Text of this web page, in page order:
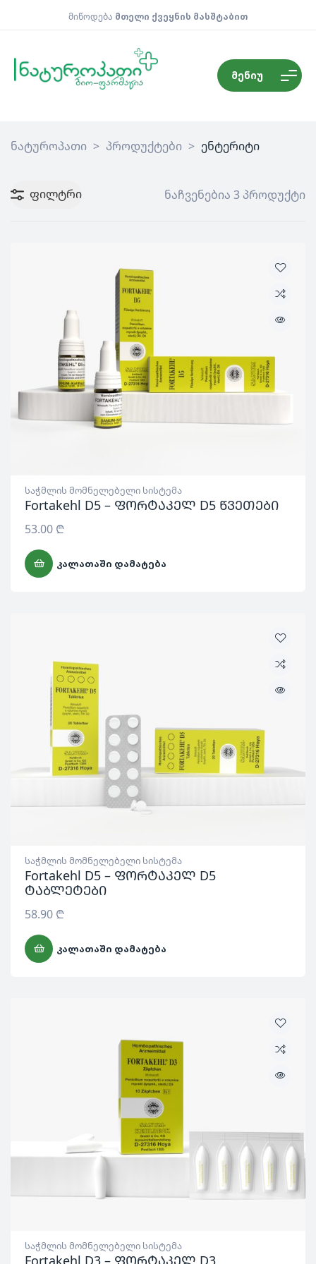
მიწოდება მთელი ქვეყნის მასშტაბით
მენიუ
ნატუროპათი > პროდუქტები > ენტერიტი
ფილტრი ნაჩვენებია 3 პროდუქტი
საჭმლის მომნელებელი სისტემა
Fortakehl D5 – ფორტაკელ D5 წვეთები
53.00 ₾
ᲙᲐᲚᲐᲗᲐᲨᲘ ᲓᲐᲛᲐᲢᲔᲑᲐ
საჭმლის მომნელებელი სისტემა
Fortakehl D5 – ფორტაკელ D5
ტაბლეტები
58.90 ₾
ᲙᲐᲚᲐᲗᲐᲨᲘ ᲓᲐᲛᲐᲢᲔᲑᲐ
საჭმლის მომნელებელი სისტემა
Fortakehl D3 – ფორტაკელ D3